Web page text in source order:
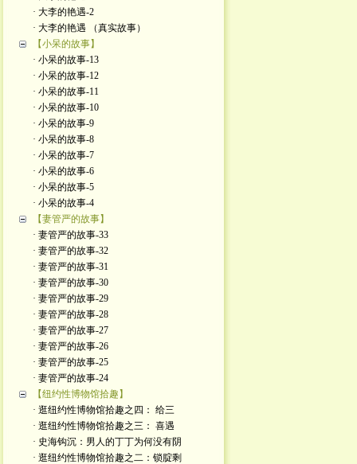
· 大李的艳遇-2
· 大李的艳遇 （真实故事）
【小呆的故事】
· 小呆的故事-13
· 小呆的故事-12
· 小呆的故事-11
· 小呆的故事-10
· 小呆的故事-9
· 小呆的故事-8
· 小呆的故事-7
· 小呆的故事-6
· 小呆的故事-5
· 小呆的故事-4
【妻管严的故事】
· 妻管严的故事-33
· 妻管严的故事-32
· 妻管严的故事-31
· 妻管严的故事-30
· 妻管严的故事-29
· 妻管严的故事-28
· 妻管严的故事-27
· 妻管严的故事-26
· 妻管严的故事-25
· 妻管严的故事-24
【纽约性博物馆拾趣】
· 逛纽约性博物馆拾趣之四： 给三
· 逛纽约性博物馆拾趣之三： 喜遇
· 史海钩沉：男人的丁丁为何没有阴
· 逛纽约性博物馆拾趣之二：锁腚剩